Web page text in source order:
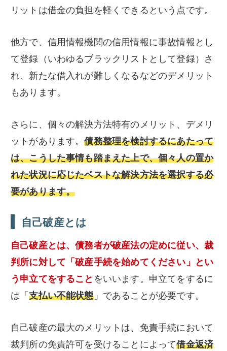
リットは借金の負担を軽くできるという点です。
他方で、信用情報機関の信用情報に事故情報とし
て登録（いわゆるブラックリストとして登録）さ
れ、新たな借入れが難しくなるなどのデメリット
もあります。
さらに、個々の解決方法特有のメリット、デメリ
ットがあります。債務整理を検討するにあたって
は、こうした事情も踏まえた上で、個々人の置か
れた状況に応じたベストな解決方法を選択する必
要があります。
自己破産とは
自己破産とは、債務者が破産法の定めに従い、裁
判所に対して「破産手続を始めてください」とい
う申立てをすること をいいます。申立てをするに
は「支払い不能状態」であることが必要です。
自己破産の最大のメリットは、免責手続において
裁判所の免責許可を受けることによって借金返済